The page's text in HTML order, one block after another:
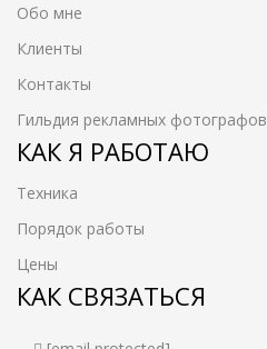
Обо мне
Клиенты
Контакты
Гильдия рекламных фотографов
КАК Я РАБОТАЮ
Техника
Порядок работы
Цены
КАК СВЯЗАТЬСЯ